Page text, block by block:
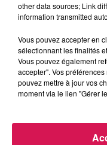
12h00 - 22h00
Les hits de Canal
21h35
21h35
other data sources; Link
information transmitted
Vous pouvez accepter en
sélectionnant les finalités
Vous pouvez également
accepter". Vos
pouvez mettre à jour vos
moment via le lien "Gérer